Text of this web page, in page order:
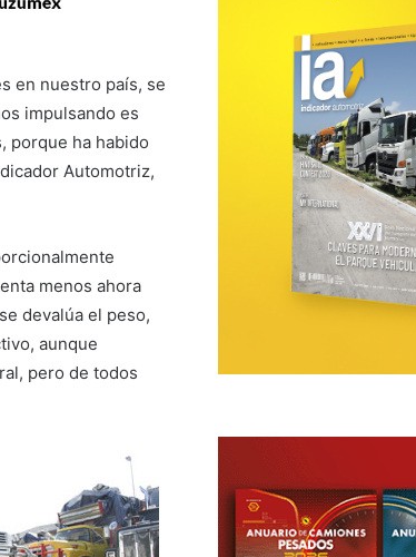
en nuestro país, se
impulsando es
porque ha habido
Automotriz,
menos ahora
devalúa el peso,
aunque
pero de todos